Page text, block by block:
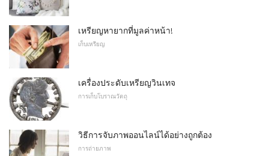
เหรียญหายากที่มูลค่าหน้า!
เก็บเหรียญ
เครื่องประดับเหรียญวินเทจ
การเก็บโบราณวัตถุ
วิธีการจับภาพออนไลน์ได้อย่างถูกต้อง
การถ่ายภาพ